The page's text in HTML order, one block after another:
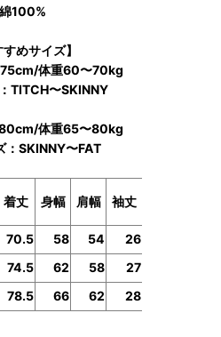
綿100%
すめサイズ】
体重60〜70kg
TITCH〜SKINNY
体重65〜80kg
：SKINNY〜FAT
着丈 身幅 肩幅 袖丈
70.5 58 54
26
74.5 62 58
27
78.5 66 62 28